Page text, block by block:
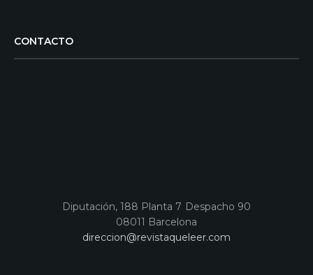
CONTACTO
Diputación, 188 Planta 7 Despacho 90
08011 Barcelona
direccion@revistaqueleer.com